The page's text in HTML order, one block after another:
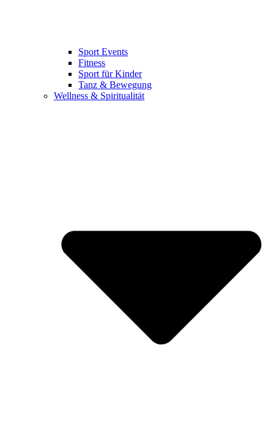
Sport Events
Fitness
Sport für Kinder
Tanz & Bewegung
Wellness & Spiritualität